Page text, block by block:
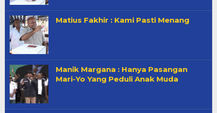
Matius Fakhir : Kami Pasti Menang
Manik Margana : Hanya Pasangan
Mari-Yo Yang Peduli Anak Muda